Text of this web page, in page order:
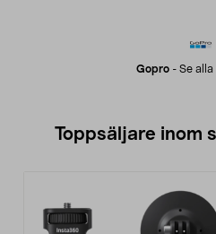
Gopro - Se
Toppsäljare inom